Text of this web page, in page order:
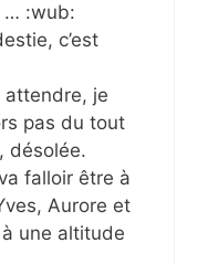
… :wub:
c’est
attendre, je
pas du tout
désolée.
falloir être à
Aurore et
une altitude